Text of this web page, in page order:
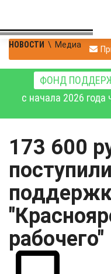
НОВОСТИ \ Медиа
ФОНД
с начала 2026 года
173 600
рабочего"